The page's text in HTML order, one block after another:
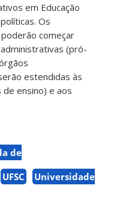
em Educação
Os
começar
(pró-
estendidas às
de ensino) e aos
de
UFSC
Universidade